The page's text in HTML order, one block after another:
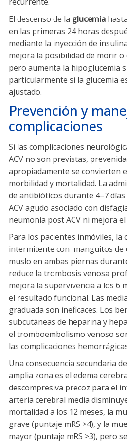
El descenso de la glucemia
en las primeras 24 horas
mediante la inyección de
mejora la posibilidad de morir
pero aumenta la hipoglucemia
particularmente si la glucemia
ajustado.
Prevención y
complicaciones
Si las complicaciones
ACV no son previstas,
apropiadamente se convierten
morbilidad y mortalidad. La
de antibióticos durante 4–7
ACV agudo asociado con
neumonía post ACV ni mejora
Para los pacientes inmóviles, la
intermitente con manguitos de
muslo en ambas piernas
reduce la trombosis venosa
mejora la supervivencia a los 6
el resultado funcional. Las
graduada son ineficaces. Los
subcutáneas de heparina y
el tromboembolismo venoso
las complicaciones
Una consecuencia secundaria
amplia zona es el edema
descompresiva precoz para el
arteria cerebral media
mortalidad a los 12 meses, la
grave (puntaje mRS >4), y la
mayor (puntaje mRS >3), pero